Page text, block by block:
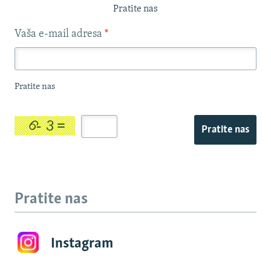
Pratite nas
Vaša e-mail adresa *
Pratite nas
Pratite nas
Pratite nas
Instagram